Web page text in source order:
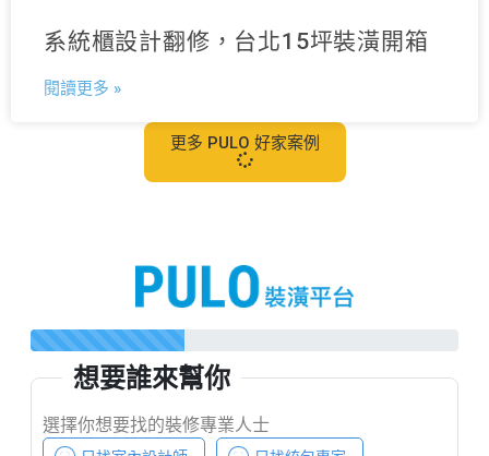
系統櫃設計翻修，台北15坪裝潢開箱
閱讀更多 »
更多 PULO 好家案例